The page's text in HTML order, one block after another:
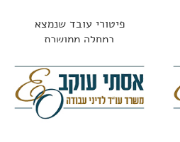
פיטורי עובד שנמצא
במחלה ממושכת